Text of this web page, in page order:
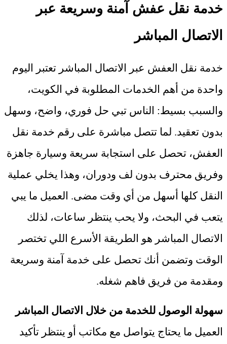
خدمة نقل عفش آمنة وسريعة عبر
الاتصال المباشر
خدمة نقل العفش عبر الاتصال المباشر تعتبر اليوم
واحدة من أهم الخدمات المطلوبة في الكويت،
والسبب بسيط: الناس تبي حل فوري، واضح، وسهل
بدون تعقيد. لما تتصل مباشرة على رقم خدمة نقل
العفش، تحصل على استجابة سريعة وسيارة جاهزة
وفريق محترف بدون لف ودوران، وهذا يخلي عملية
النقل كلها أسهل من أي وقت مضى. العميل ما يبي
يتعب في البحث، ولا يحب ينتظر ساعات، لذلك
الاتصال المباشر هو الطريقة الأسرع اللي تختصر
الوقت وتضمن أنك تحصل على خدمة آمنة وسريعة
ومقدمة من فريق فاهم شغله.
سهولة الوصول للخدمة من خلال الاتصال المباشر
العميل ما يحتاج يتواصل مع مكاتب أو ينتظر تأكيد